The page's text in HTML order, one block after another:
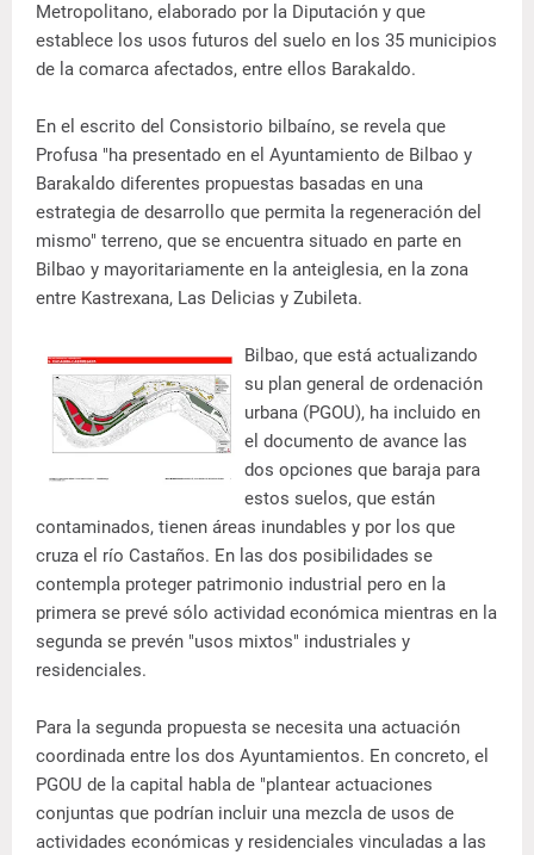
Metropolitano, elaborado por la Diputación y que
establece los usos futuros del suelo en los 35 municipios
de la comarca afectados, entre ellos Barakaldo.
En el escrito del Consistorio bilbaíno, se revela que
Profusa "ha presentado en el Ayuntamiento de Bilbao y
Barakaldo diferentes propuestas basadas en una
estrategia de desarrollo que permita la regeneración del
mismo" terreno, que se encuentra situado en parte en
Bilbao y mayoritariamente en la anteiglesia, en la zona
entre Kastrexana, Las Delicias y Zubileta.
Bilbao, que está actualizando
su plan general de ordenación
urbana (PGOU), ha incluido en
el documento de avance las
dos opciones que baraja para
estos suelos, que están
contaminados, tienen áreas inundables y por los que
cruza el río Castaños. En las dos posibilidades se
contempla proteger patrimonio industrial pero en la
primera se prevé sólo actividad económica mientras en la
segunda se prevén "usos mixtos" industriales y
residenciales.
Para la segunda propuesta se necesita una actuación
coordinada entre los dos Ayuntamientos. En concreto, el
PGOU de la capital habla de "plantear actuaciones
conjuntas que podrían incluir una mezcla de usos de
actividades económicas y residenciales vinculadas a las